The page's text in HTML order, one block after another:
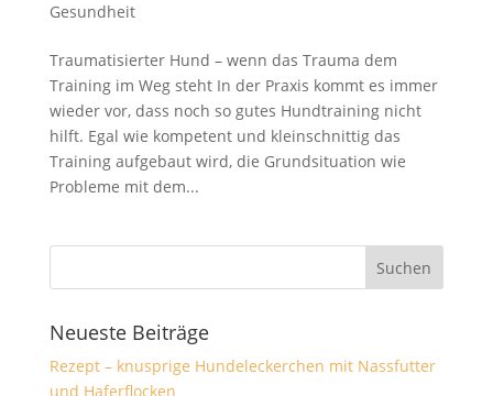
Gesundheit
Traumatisierter Hund – wenn das Trauma dem
Training im Weg steht In der Praxis kommt es immer
wieder vor, dass noch so gutes Hundtraining nicht
hilft. Egal wie kompetent und kleinschnittig das
Training aufgebaut wird, die Grundsituation wie
Probleme mit dem...
Neueste Beiträge
Rezept – knusprige Hundeleckerchen mit Nassfutter
und Haferflocken